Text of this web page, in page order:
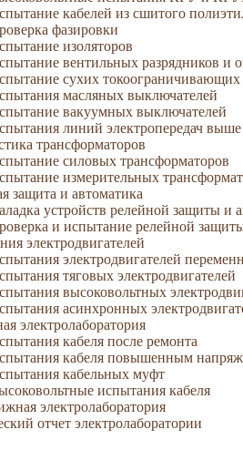
кабелей из сшитого
фазировки
изоляторов
вентильных разрядников и
сухих токоограничивающих
масляных выключателей
вакуумных выключателей
линий электропередач
трансформаторов
силовых трансформаторов
измерительных
защита и автоматика
устройств релейной защиты и
и испытание релейной
электродвигателей
электродвигателей
тяговых электродвигателей
высоковольтных
асинхронных
электролаборатория
кабеля после ремонта
кабеля повышенным
кабельных муфт
испытания кабеля
электролаборатория
отчет электролаборатории